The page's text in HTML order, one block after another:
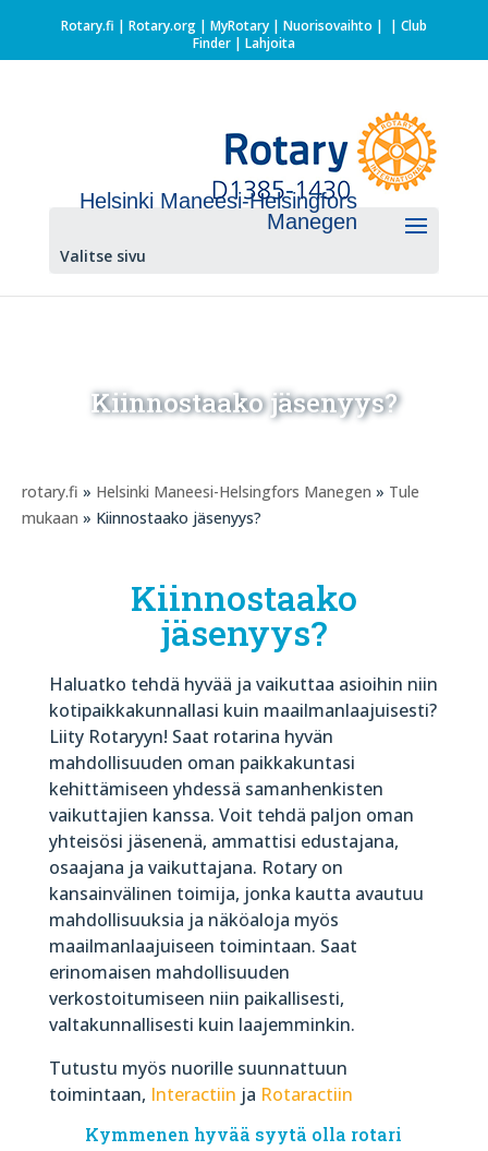
Rotary.fi | Rotary.org| MyRotary | Nuorisovaihto | | Club
Finder| Lahjoita
Helsinki Maneesi-Helsingfors
Manegen
Valitse sivu
Kiinnostaako jäsenyys?
rotary.fi » Helsinki Maneesi-Helsingfors Manegen » Tule
mukaan » Kiinnostaako jäsenyys?
Kiinnostaako
jäsenyys?
Haluatko tehdä hyvää ja vaikuttaa asioihin niin
kotipaikkakunnallasi kuin maailmanlaajuisesti?
Liity Rotaryyn! Saat rotarina hyvän
mahdollisuuden oman paikkakuntasi
kehittämiseen yhdessä samanhenkisten
vaikuttajien kanssa. Voit tehdä paljon oman
yhteisösi jäsenenä, ammattisi edustajana,
osaajana ja vaikuttajana. Rotary on
kansainvälinen toimija, jonka kautta avautuu
mahdollisuuksia ja näköaloja myös
maailmanlaajuiseen toimintaan. Saat
erinomaisen mahdollisuuden
verkostoitumiseen niin paikallisesti,
valtakunnallisesti kuin laajemminkin.
Tutustu myös nuorille suunnattuun
toimintaan, Interactiin ja Rotaractiin
Kymmenen hyvää syytä olla rotari